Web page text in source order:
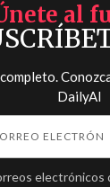
al
DailyAI
electrónicos